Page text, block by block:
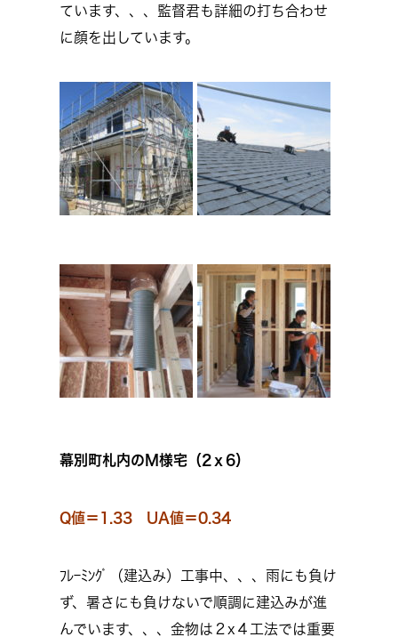
ています、、、監督君も詳細の打ち合わせ
に顔を出しています。
幕別町札内のＭ様宅（2ｘ6）
Q値＝1.33 UA値＝0.34
ﾌﾚｰﾐﾝｸﾞ（建込み）工事中、、、雨にも負け
ず、暑さにも負けないで順調に建込みが進
んでいます、、、金物は２x４工法では重要